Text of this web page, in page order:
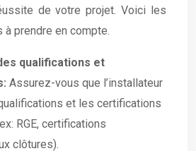
de votre projet. Voici les
prendre en compte.
qualifications et
Assurez-vous que l’installateur
et les certifications
RGE, certifications
clôtures).